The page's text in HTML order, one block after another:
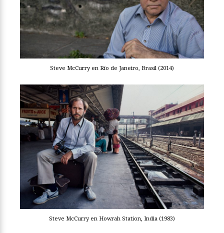
Steve McCurry en Río de Janeiro, Brasil (2014)
Steve McCurry en Howrah Station, India (1983)